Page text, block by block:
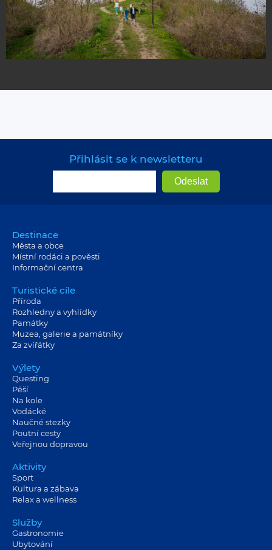
Přihlásit se k newsletteru
Destinace
Města a obce
Místní rodáci a pověsti
Informační centra
Turistické cíle
Příroda
Rozhledny a vyhlídky
Památky
Muzea, galerie a památníky
Za zvířátky
Výlety
Questing
Pěší
Na kole
Vodácké
Naučné stezky
Poutní cesty
Veřejnou dopravou
Aktivity
Sport
Kultura a zábava
Relax a wellness
Služby
Gastronomie
Ubytování